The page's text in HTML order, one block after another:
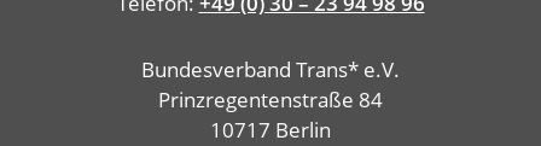
Bundesverband Trans* e.V.
Prinzregentenstraße 84
10717 Berlin